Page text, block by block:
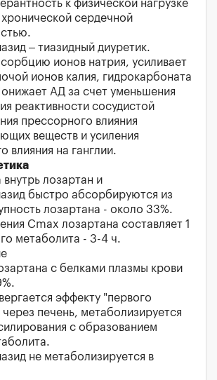
к физической нагрузке
сердечной
– тиазидный диуретик.
ионов натрия, усиливает
ионов калия, гидрокарбоната
АД за счет уменьшения
реактивности сосудистой
прессорного влияния
веществ и усиления
влияния на ганглии.
лозартан и
быстро абсорбируются из
лозартана - около 33%.
Cmax лозартана составляет 1
метаболита - 3-4 ч.
с белками плазмы крови
эффекту "первого
печень, метаболизируется
с образованием
не метаболизируется в